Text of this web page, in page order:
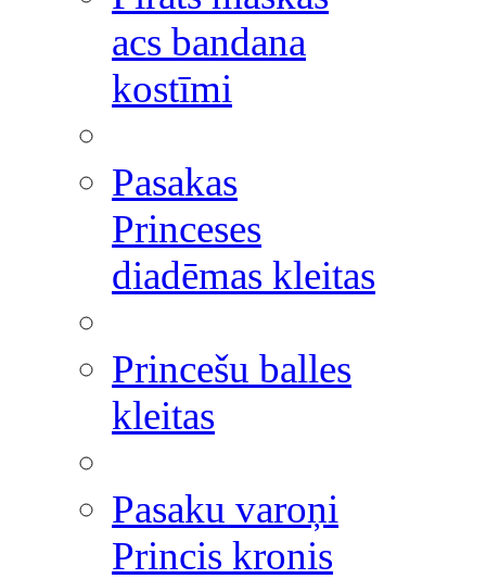
acs bandana
kostīmi
Pasakas
Princeses
diadēmas kleitas
Princešu balles
kleitas
Pasaku varoņi
Princis kronis